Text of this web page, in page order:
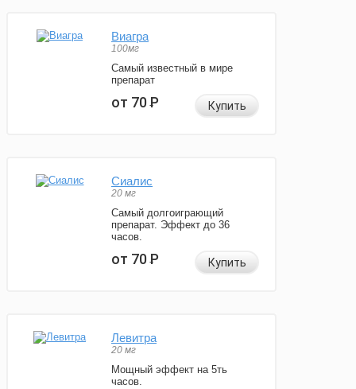
Виагра
100мг
Самый известный в мире
препарат
от 70Р Купить
Сиалис
20 мг
Самый долгоиграющий
препарат. Эффект до 36
часов.
от 70Р Купить
Левитра
20 мг
Мощный эффект на 5ть
часов.